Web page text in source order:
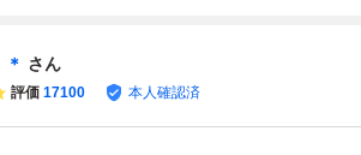
＊ さん
評価 17100 本人確認済